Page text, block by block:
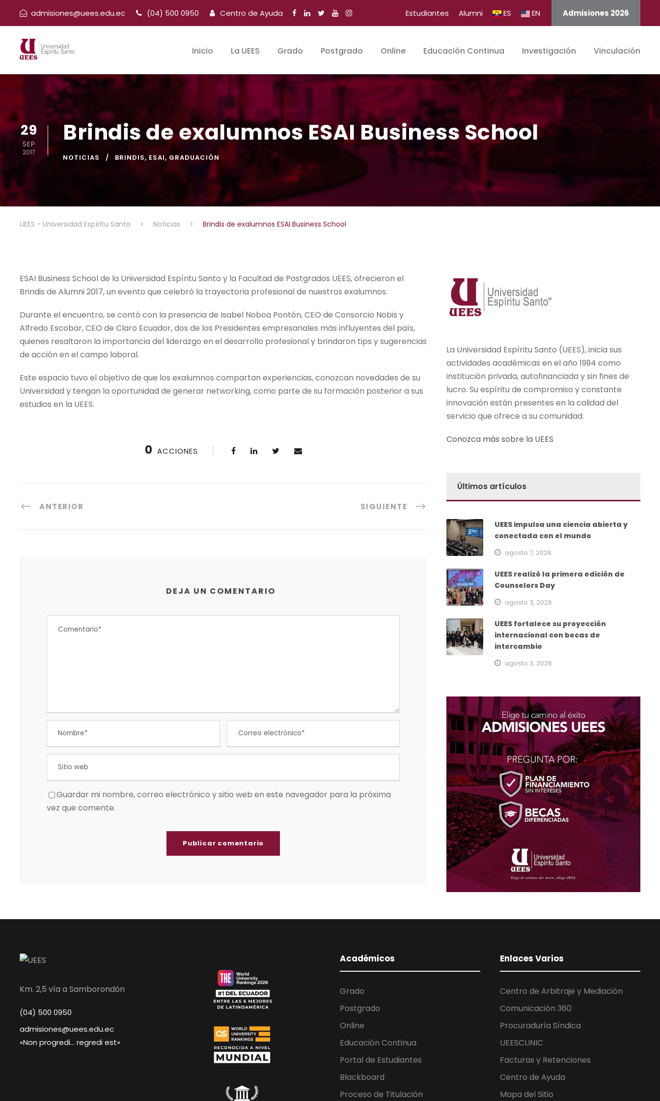
admisiones@uees.edu.ec (04) 500 0950 Centro de Ayuda Estudiantes Alumni ES EN Admisiones 2026
Inicio La UEES Grado Postgrado Online Educación Continua Investigación Vinculación
29
SEP
2017
Brindis de exalumnos ESAI Business School
NOTICIAS BRINDIS, ESAI, GRADUACIÓN
UEES - Universidad Espíritu Santo > Noticias > Brindis de exalumnos ESAI Business School
ESAI Business School de la Universidad Espíritu Santo y la Facultad de Postgrados UEES, ofrecieron el
Brindis de Alumni 2017, un evento que celebró la trayectoria profesional de nuestros exalumnos.
Durante el encuentro, se contó con la presencia de Isabel Noboa Pontón, CEO de Consorcio Nobis y
Alfredo Escobar, CEO de Claro Ecuador, dos de los Presidentes empresariales más influyentes del país,
quienes resaltaron la importancia del liderazgo en el desarrollo profesional y brindaron tips y sugerencias
de acción en el campo laboral.
Este espacio tuvo el objetivo de que los exalumnos compartan experiencias, conozcan novedades de su
Universidad y tengan la oportunidad de generar networking, como parte de su formación posterior a sus
estudios en la UEES.
0 ACCIONES
ANTERIOR SIGUIENTE
DEJA UN COMENTARIO
Guardar mi nombre, correo electrónico y sitio web en este navegador para la próxima
vez que comente.
La Universidad Espíritu Santo (UEES), inicia sus
actividades académicas en el año 1994 como
institución privada, autofinanciada y sin fines de
lucro. Su espíritu de compromiso y constante
innovación están presentes en la calidad del
servicio que ofrece a su comunidad.
Conozca más sobre la UEES
Últimos artículos
UEES impulsa una ciencia abierta y
conectada con el mundo
agosto 7, 2026
UEES realizó la primera edición de
Counselors Day
agosto 3, 2026
UEES fortalece su proyección
internacional con becas de
intercambio
agosto 3, 2026
Km. 2,5 vía a Samborondón
(04) 500 0950
admisiones@uees.edu.ec
«Non progredi… regredi est»
Académicos
Grado
Postgrado
Online
Educación Continua
Portal de Estudiantes
Blackboard
Proceso de Titulación
Enlaces Varios
Centro de Arbitraje y Mediación
Comunicación 360
Procuraduría Síndica
UEESCLINIC
Facturas y Retenciones
Centro de Ayuda
Mapa del Sitio